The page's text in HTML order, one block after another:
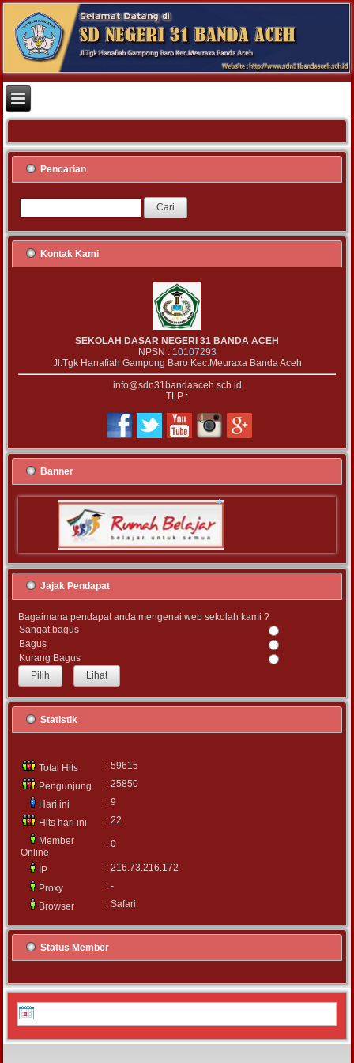
Pencarian
Kontak Kami
SEKOLAH DASAR NEGERI 31 BANDA ACEH
NPSN : 10107293
Jl.Tgk Hanafiah Gampong Baro Kec.Meuraxa Banda Aceh
info@sdn31bandaaceh.sch.id
TLP :
Banner
Jajak Pendapat
Bagaimana pendapat anda mengenai web sekolah kami ?
Sangat bagus
Bagus
Kurang Bagus
Lihat
Statistik
Total Hits
: 59615
Pengunjung
: 25850
Hari ini
: 9
Hits hari ini
: 22
Member
Online
: 0
IP
: 216.73.216.172
Proxy
: -
Browser
: Safari
Status Member